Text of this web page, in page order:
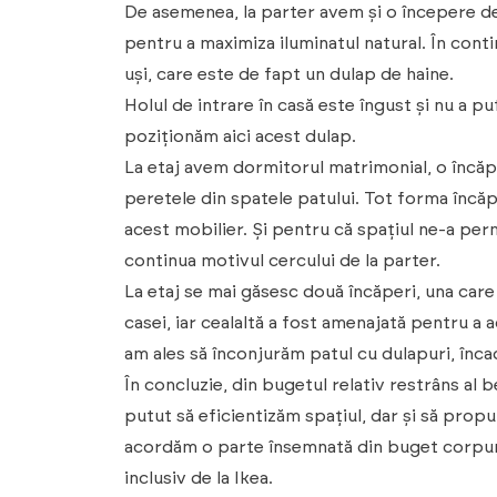
De asemenea, la parter avem și o începere
pentru a maximiza iluminatul natural. În
uși, care este de fapt un dulap de haine.
Holul de intrare în casă este îngust și nu a
poziționăm aici acest dulap.
La etaj avem dormitorul matrimonial, o
peretele din spatele patului. Tot forma
acest mobilier. Și pentru că spațiul ne-a
continua motivul cercului de la parter.
La etaj se mai găsesc două încăperi, una
casei, iar cealaltă a fost amenajată pentru
am ales să înconjurăm patul cu dulapuri,
În concluzie, din bugetul relativ restrâns al
putut să eficientizăm spațiul, dar și să
acordăm o parte însemnată din buget
inclusiv de la Ikea.